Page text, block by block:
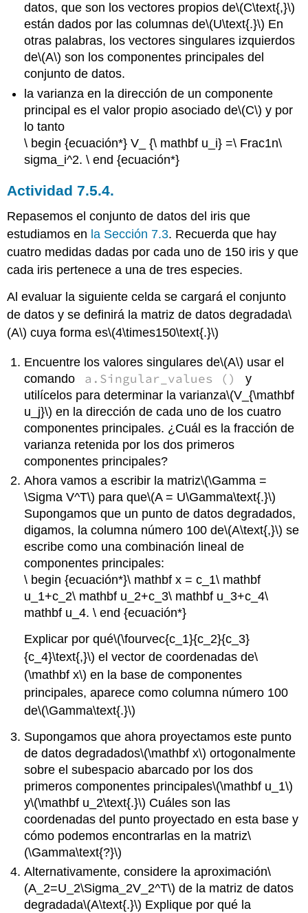
datos, que son los vectores propios de\(C\text{,}\)
están dados por las columnas de\(U\text{.}\) En
otras palabras, los vectores singulares izquierdos
de\(A\) son los componentes principales del
conjunto de datos.
la varianza en la dirección de un componente
principal es el valor propio asociado de\(C\) y por
lo tanto
\ begin {ecuación*} V_ {\ mathbf u_i} =\ Frac1n\
sigma_i^2. \ end {ecuación*}
Actividad 7.5.4.
Repasemos el conjunto de datos del iris que
estudiamos en la Sección 7.3. Recuerda que hay
cuatro medidas dadas por cada uno de 150 iris y que
cada iris pertenece a una de tres especies.
Al evaluar la siguiente celda se cargará el conjunto
de datos y se definirá la matriz de datos degradada\
(A\) cuya forma es\(4\times150\text{.}\)
Encuentre los valores singulares de\(A\) usar el
comando
a.Singular_values ()
y
utilícelos para determinar la varianza\(V_{\mathbf
u_j}\) en la dirección de cada uno de los cuatro
componentes principales. ¿Cuál es la fracción de
varianza retenida por los dos primeros
componentes principales?
Ahora vamos a escribir la matriz\(\Gamma =
\Sigma V^T\) para que\(A = U\Gamma\text{.}\)
Supongamos que un punto de datos degradados,
digamos, la columna número 100 de\(A\text{,}\) se
escribe como una combinación lineal de
componentes principales:
\ begin {ecuación*}\ mathbf x = c_1\ mathbf
u_1+c_2\ mathbf u_2+c_3\ mathbf u_3+c_4\
mathbf u_4. \ end {ecuación*}
Explicar por qué\(\fourvec{c_1}{c_2}{c_3}
{c_4}\text{,}\) el vector de coordenadas de\
(\mathbf x\) en la base de componentes
principales, aparece como columna número 100
de\(\Gamma\text{.}\)
Supongamos que ahora proyectamos este punto
de datos degradados\(\mathbf x\) ortogonalmente
sobre el subespacio abarcado por los dos
primeros componentes principales\(\mathbf u_1\)
y\(\mathbf u_2\text{.}\) Cuáles son las
coordenadas del punto proyectado en esta base y
cómo podemos encontrarlas en la matriz\
(\Gamma\text{?}\)
Alternativamente, considere la aproximación\
(A_2=U_2\Sigma_2V_2^T\) de la matriz de datos
degradada\(A\text{.}\) Explique por qué la